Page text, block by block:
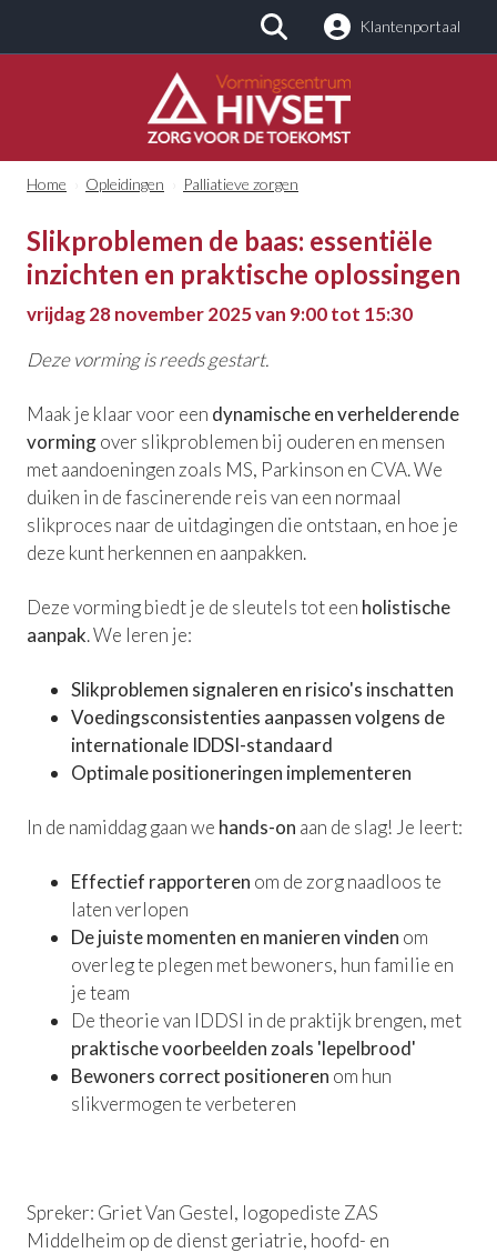
Zoeken Klantenportaal
Home Opleidingen Palliatieve zorgen
Slikproblemen de baas: essentiële
inzichten en praktische oplossingen
vrijdag 28 november 2025 van 9:00 tot 15:30
Deze vorming is reeds gestart.
Maak je klaar voor een dynamische en verhelderende
vormingover slikproblemen bij ouderen en mensen
met aandoeningen zoals MS, Parkinson en CVA. We
duiken in de fascinerende reis van een normaal
slikproces naar de uitdagingen die ontstaan, en hoe je
deze kunt herkennen en aanpakken.
Deze vorming biedt je de sleutels tot een holistische
aanpak. We leren je:
Slikproblemen signaleren en risico's inschatten
Voedingsconsistenties aanpassen volgens de
internationale IDDSI-standaard
Optimale positioneringen implementeren
In de namiddag gaan we hands-on aan de slag! Je leert:
Effectief rapporteren om de zorg naadloos te
laten verlopen
De juiste momenten en manieren vinden om
overleg te plegen met bewoners, hun familie en
je team
De theorie van IDDSI in de praktijk brengen, met
praktische voorbeelden zoals 'lepelbrood'
Bewoners correct positioneren om hun
slikvermogen te verbeteren
Spreker: Griet Van Gestel, logopediste ZAS
Middelheim op de dienst geriatrie, hoofd- en